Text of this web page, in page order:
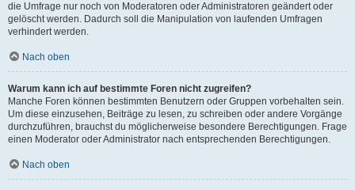
die Umfrage nur noch von Moderatoren oder Administratoren geändert oder
gelöscht werden. Dadurch soll die Manipulation von laufenden Umfragen
verhindert werden.
Nach oben
Warum kann ich auf bestimmte Foren nicht zugreifen?
Manche Foren können bestimmten Benutzern oder Gruppen vorbehalten sein.
Um diese einzusehen, Beiträge zu lesen, zu schreiben oder andere Vorgänge
durchzuführen, brauchst du möglicherweise besondere Berechtigungen. Frage
einen Moderator oder Administrator nach entsprechenden Berechtigungen.
Nach oben